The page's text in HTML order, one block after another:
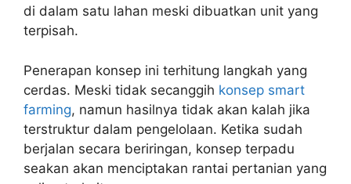
di dalam satu lahan meski dibuatkan unit yang
terpisah.
Penerapan konsep ini terhitung langkah yang
cerdas. Meski tidak secanggih konsep smart
farming, namun hasilnya tidak akan kalah jika
terstruktur dalam pengelolaan. Ketika sudah
berjalan secara beriringan, konsep terpadu
seakan akan menciptakan rantai pertanian yang